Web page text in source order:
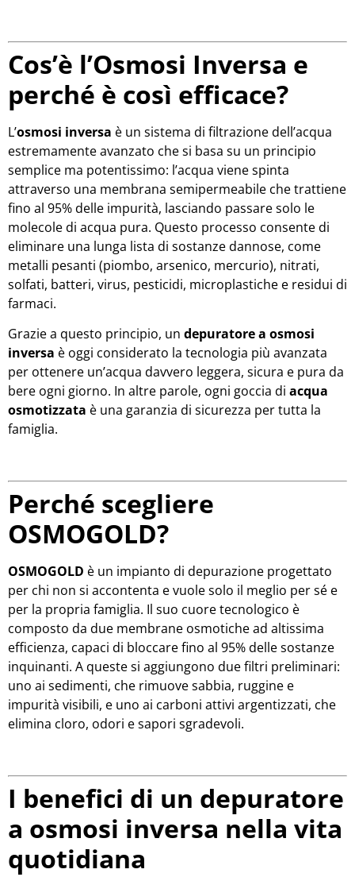
Cos’è l’Osmosi Inversa e
perché è così efficace?
L’osmosi inversa è un sistema di filtrazione dell’acqua
estremamente avanzato che si basa su un principio
semplice ma potentissimo: l’acqua viene spinta
attraverso una membrana semipermeabile che trattiene
fino al 95% delle impurità, lasciando passare solo le
molecole di acqua pura. Questo processo consente di
eliminare una lunga lista di sostanze dannose, come
metalli pesanti (piombo, arsenico, mercurio), nitrati,
solfati, batteri, virus, pesticidi, microplastiche e residui di
farmaci.
Grazie a questo principio, un depuratore a osmosi
inversa è oggi considerato la tecnologia più avanzata
per ottenere un’acqua davvero leggera, sicura e pura da
bere ogni giorno. In altre parole, ogni goccia di acqua
osmotizzata è una garanzia di sicurezza per tutta la
famiglia.
Perché scegliere
OSMOGOLD?
OSMOGOLD è un impianto di depurazione progettato
per chi non si accontenta e vuole solo il meglio per sé e
per la propria famiglia. Il suo cuore tecnologico è
composto da due membrane osmotiche ad altissima
efficienza, capaci di bloccare fino al 95% delle sostanze
inquinanti. A queste si aggiungono due filtri preliminari:
uno ai sedimenti, che rimuove sabbia, ruggine e
impurità visibili, e uno ai carboni attivi argentizzati, che
elimina cloro, odori e sapori sgradevoli.
I benefici di un depuratore
a osmosi inversa nella vita
quotidiana